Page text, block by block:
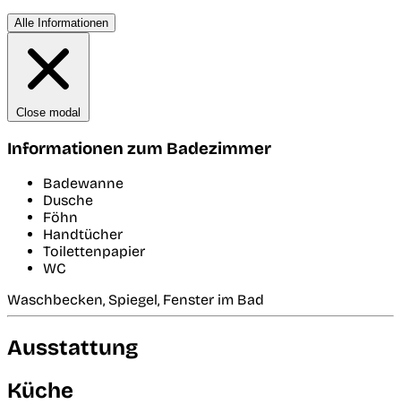
Alle Informationen
Close modal
Informationen zum Badezimmer
Badewanne
Dusche
Föhn
Handtücher
Toilettenpapier
WC
Waschbecken, Spiegel, Fenster im Bad
Ausstattung
Küche